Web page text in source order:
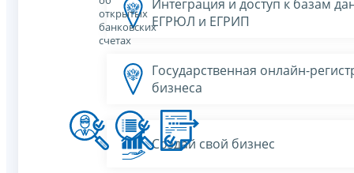
открытых
банковских
счетах
Интеграция и доступ к базам
ЕГРЮЛ и ЕГРИП
Государственная онлайн-
бизнеса
Создай свой бизнес